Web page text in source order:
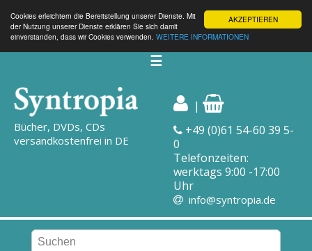
AKZEPTIEREN
Cookies erleichtern die Bereitstellung unserer Dienste. Mit
der Nutzung unserer Dienste erklären Sie sich damit
einverstanden, dass wir Cookies verwenden. WEITERE INFORMATIONEN
☰
Bücher, DVDs, CDs
versandkostenfrei in DE
|
+49 (0)61 54-60 39 5-
0
Telefonzeiten:
werktags 9:00 -17:00
Uhr
info@syntropia.de